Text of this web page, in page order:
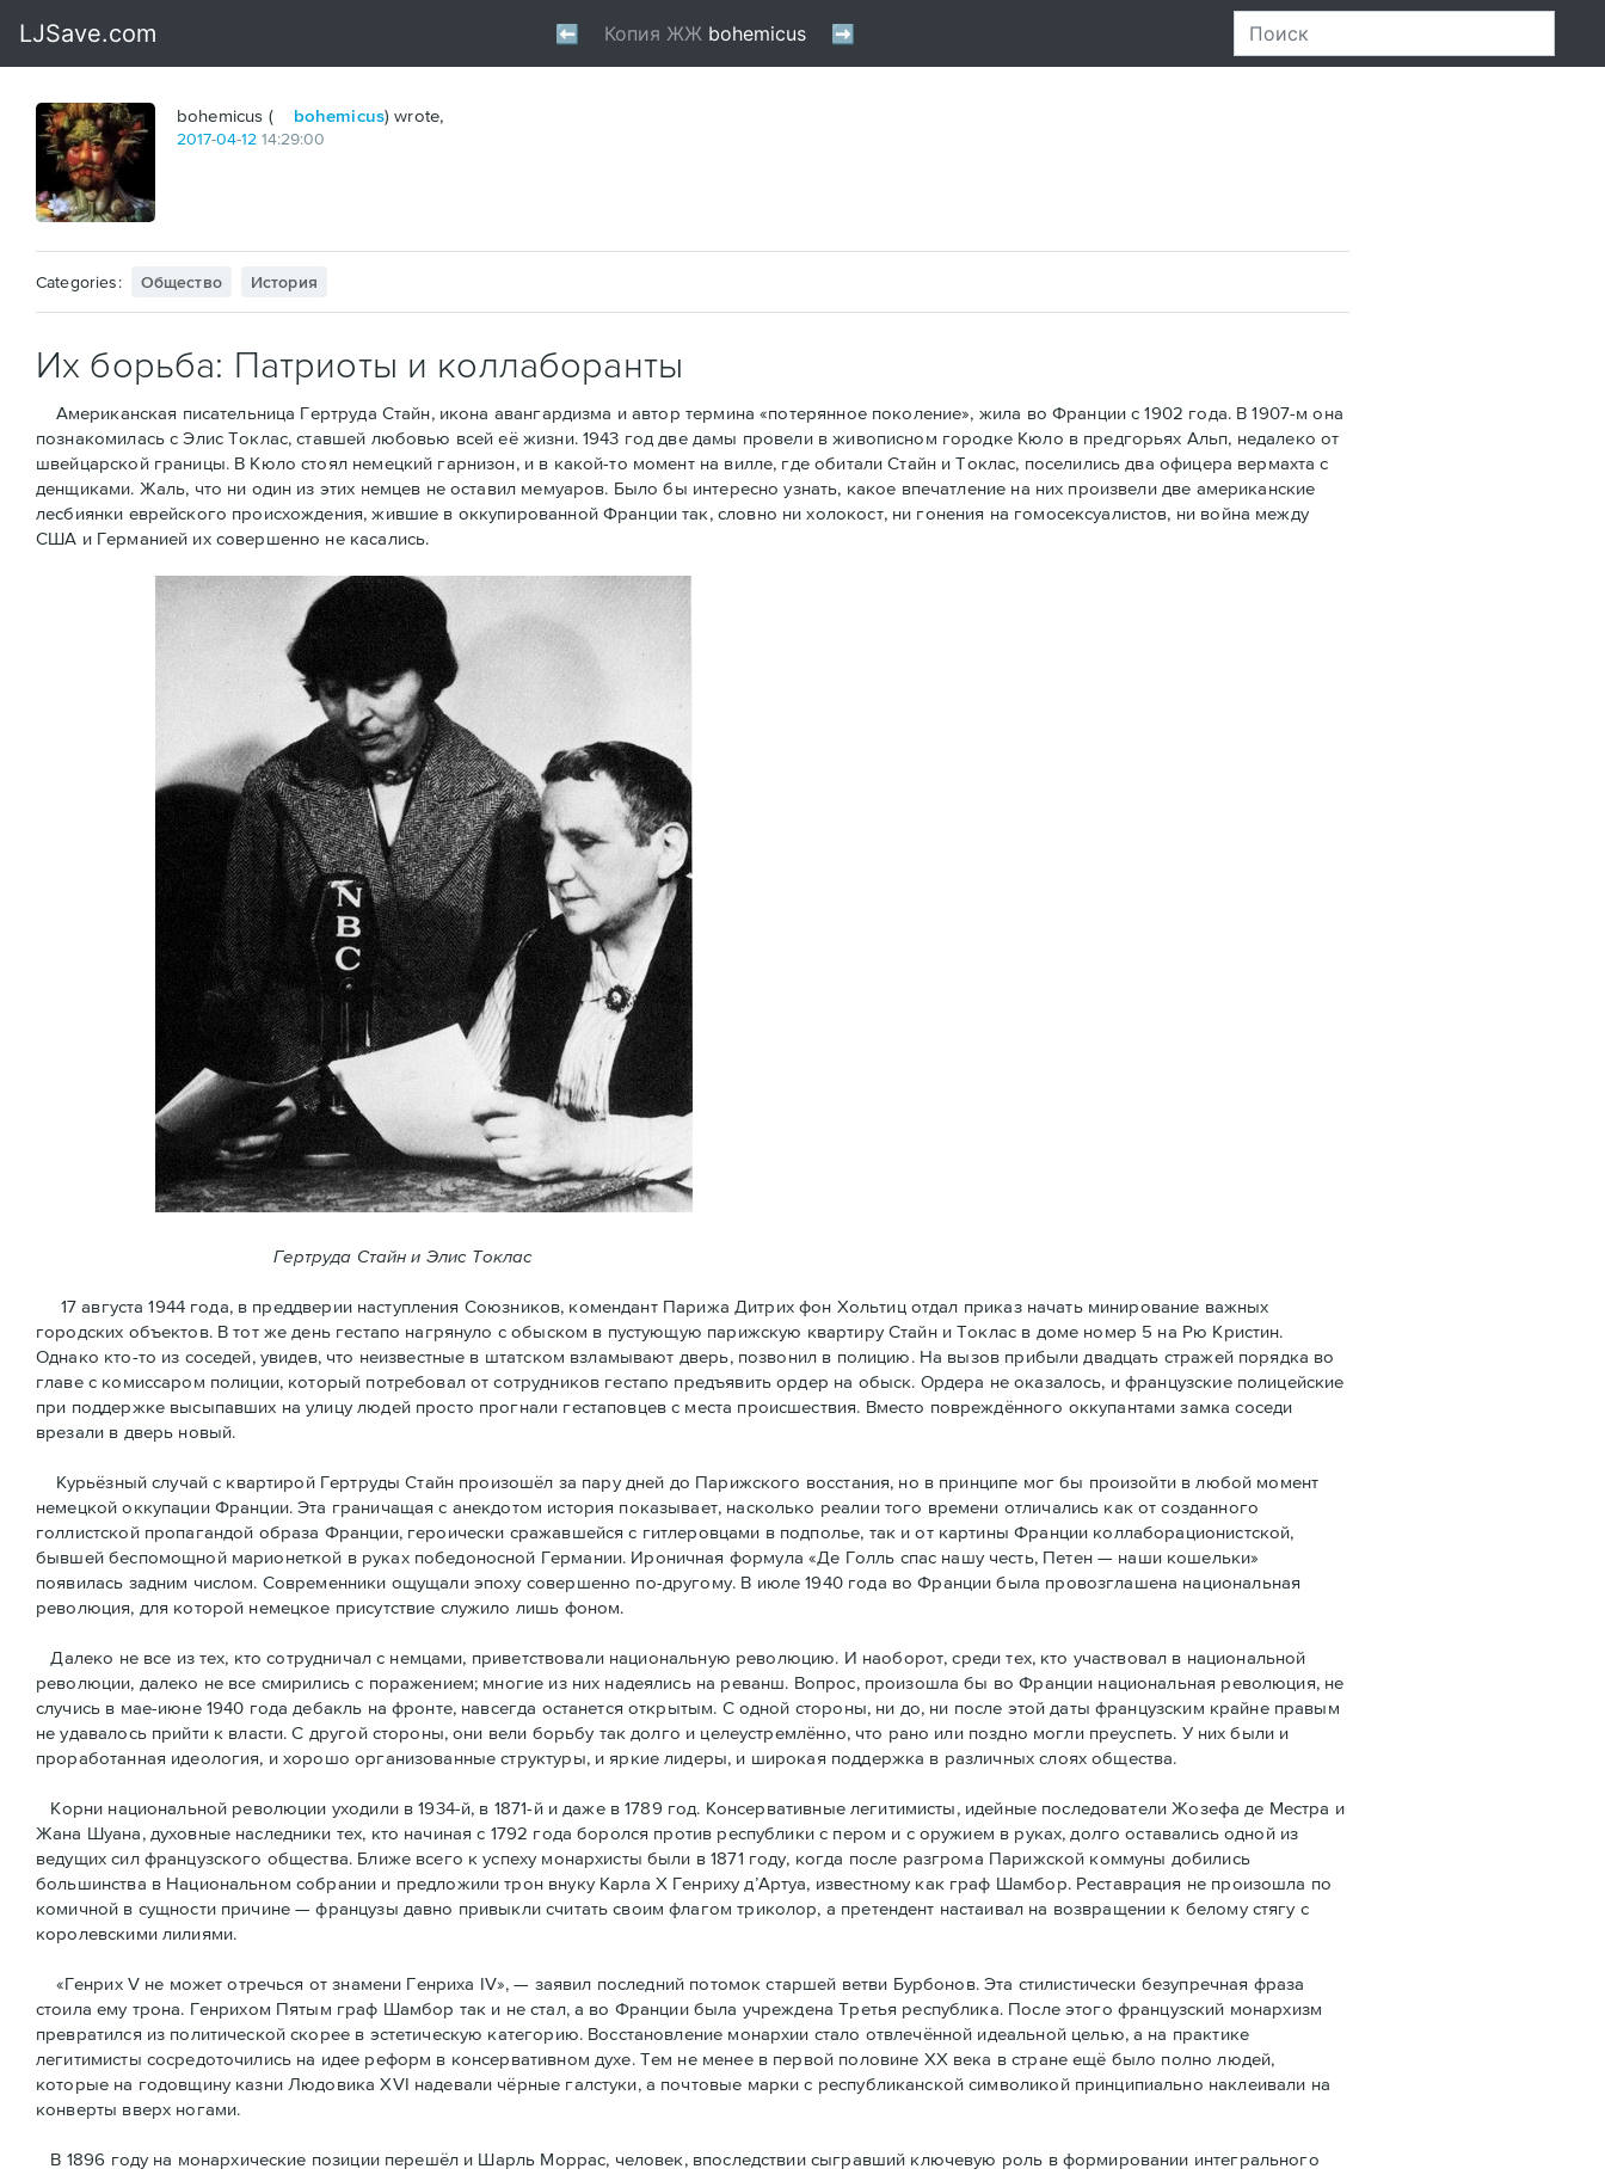
bohemicus ( bohemicus) wrote,
2017-04-12 14:29:00
Categories: Общество История
Их борьба: Патриоты и коллаборанты
Американская писательница Гертруда Стайн, икона авангардизма и автор термина «потерянное поколение», жила во Франции с 1902 года. В 1907-м она
познакомилась с Элис Токлас, ставшей любовью всей её жизни. 1943 год две дамы провели в живописном городке Кюло в предгорьях Альп, недалеко от
швейцарской границы. В Кюло стоял немецкий гарнизон, и в какой-то момент на вилле, где обитали Стайн и Токлас, поселились два офицера вермахта с
денщиками. Жаль, что ни один из этих немцев не оставил мемуаров. Было бы интересно узнать, какое впечатление на них произвели две американские
лесбиянки еврейского происхождения, жившие в оккупированной Франции так, словно ни холокост, ни гонения на гомосексуалистов, ни война между
США и Германией их совершенно не касались.
Гертруда Стайн и Элис Токлас
17 августа 1944 года, в преддверии наступления Союзников, комендант Парижа Дитрих фон Хольтиц отдал приказ начать минирование важных
городских объектов. В тот же день гестапо нагрянуло с обыском в пустующую парижскую квартиру Стайн и Токлaс в домe номер 5 на Рю Кристин.
Однако кто-то из соседей, увидев, что неизвестные в штатском взламывают дверь, позвонил в полицию. На вызов прибыли двадцать стражей порядка во
главе с комиссаром полиции, который потребовал от сотрудников гестапо предъявить ордер на обыск. Ордера не оказалось, и французские полицейские
при поддержке высыпавших на улицу людей просто прогнали гестаповцев с места происшествия. Вместо повреждённого оккупантами замка соседи
врезали в дверь новый.
Курьёзный случай с квартирой Гертруды Стайн произошёл за пару дней до Парижского восстания, но в принципe мог бы произойти в любой момент
немецкой оккупации Франции. Эта граничащая с анекдотом история показывает, насколько реалии того времени отличались как от созданного
голлистской пропагандой образа Франции, героически сражавшейся с гитлеровцами в подполье, так и от картины Франции коллаборационистской,
бывшей беспомощной марионеткой в руках победоносной Германии. Ироничная формула «Де Голль спас нашу честь, Петен — наши кошельки»
появилась задним числом. Современники ощущали эпоху совершенно по-другому. В июле 1940 года во Франции была провозглашена национальная
революция, для которой немецкое присутствие служило лишь фоном.
Далеко не все из тех, кто сотрудничал с немцами, приветствовали национальную революцию. И наоборот, среди тех, кто участвовал в национальной
революции, далеко не все смирились с поражением; многие из них надеялись на реванш. Вопрос, произошла бы во Франции национальная революция, не
случись в мае-июне 1940 года дебакль на фронте, навсегда останется открытым. С одной стороны, ни до, ни после этой даты французским крайне правым
не удавалось прийти к власти. С другой стороны, они вели борьбу так долго и целеустремлённо, что рано или поздно могли преуспеть. У них были и
проработанная идеология, и хорошо организованные структуры, и яркие лидеры, и широкая поддержка в различных слоях общества.
Корни национальной революции уходили в 1934-й, в 1871-й и даже в 1789 год. Консервативные легитимисты, идейные последователи Жозефа де Местра и
Жана Шуана, духовные наследники тех, кто начиная с 1792 года боролся против республики с пером и с оружием в руках, долго оставались одной из
ведущих сил французского общества. Ближе всего к успеху монархисты были в 1871 году, когда после разгрома Парижской коммуны добились
большинства в Национальном собрании и предложили трон внуку Карла Х Генриху д’Артуа, известному как граф Шамбор. Реставрация не произошла по
комичной в сущности причине — французы давно привыкли считать своим флагoм триколор, а претендент настаивал на возвращении к белому стягу с
королевскими лилиями.
«Генрих V не может отречься от знамени Генриха IV», — заявил последний потомок старшей ветви Бурбонов. Эта стилистически безупречная фраза
стоила ему трона. Генрихом Пятым граф Шамбор так и не стал, а во Франции была учреждена Третья республика. После этого французский монархизм
превратился из политической скорее в эстетическую категорию. Восстановление монархии стало отвлечённой идеальной целью, а на практике
легитимисты сосредоточились на идее реформ в консервативном духе. Тем не менее в первой половине ХХ века в стране ещё было полно людей,
которые на годовщину казни Людовика XVI надевали чёрные галстуки, а почтовые марки с республиканской символикой принципиально наклеивали на
конверты вверх ногами.
В 1896 году на монархические позиции перешёл и Шарль Моррас, человек, впоследствии сыгравший ключевую роль в формировании интегрального